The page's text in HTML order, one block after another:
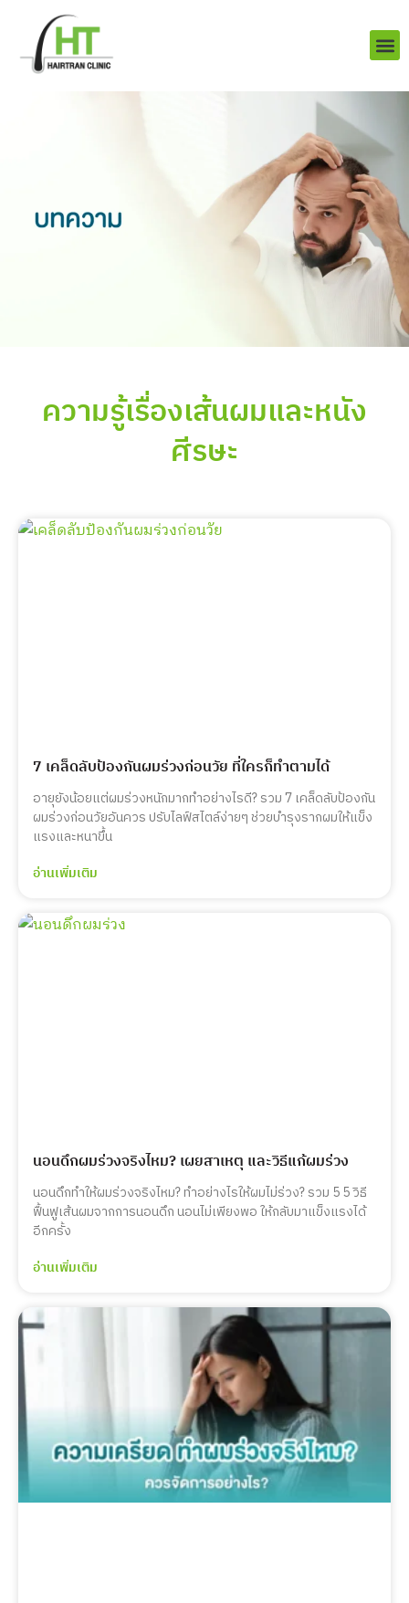
content
ความรู้เรื่องเส้นผมและหนัง
ศีรษะ
7 เคล็ดลับป้องกันผมร่วงก่อนวัย ที่ใครก็ทำตามได้
อายุยังน้อยแต่ผมร่วงหนักมากทำอย่างไรดี? รวม 7 เคล็ดลับป้องกัน
ผมร่วงก่อนวัยอันควร ปรับไลฟ์สไตล์ง่ายๆ ช่วยบำรุงรากผมให้แข็ง
แรงและหนาขึ้น
อ่านเพิ่มเติม
นอนดึกผมร่วงจริงไหม? เผยสาเหตุ และวิธีแก้ผมร่วง
นอนดึกทำให้ผมร่วงจริงไหม? ทำอย่างไรให้ผมไม่ร่วง? รวม 5 5 วิธี
ฟื้นฟูเส้นผมจากการนอนดึก นอนไม่เพียงพอ ให้กลับมาแข็งแรงได้
อีกครั้ง
อ่านเพิ่มเติม
PagePagePage